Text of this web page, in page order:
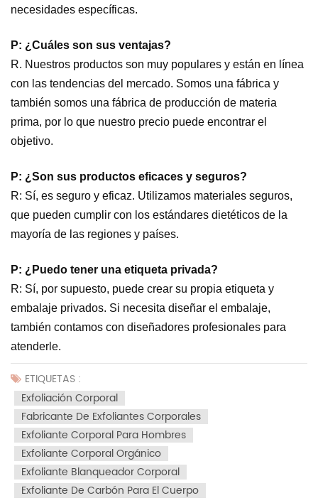
necesidades específicas.
P: ¿Cuáles son sus ventajas?
R. Nuestros productos son muy populares y están en línea
con las tendencias del mercado. Somos una fábrica y
también somos una fábrica de producción de materia
prima, por lo que nuestro precio puede encontrar el
objetivo.
P: ¿Son sus productos eficaces y seguros?
R: Sí, es seguro y eficaz. Utilizamos materiales seguros,
que pueden cumplir con los estándares dietéticos de la
mayoría de las regiones y países.
P: ¿Puedo tener una etiqueta privada?
R: Sí, por supuesto, puede crear su propia etiqueta y
embalaje privados. Si necesita diseñar el embalaje,
también contamos con diseñadores profesionales para
atenderle.
ETIQUETAS :
Exfoliación Corporal
Fabricante De Exfoliantes Corporales
Exfoliante Corporal Para Hombres
Exfoliante Corporal Orgánico
Exfoliante Blanqueador Corporal
Exfoliante De Carbón Para El Cuerpo